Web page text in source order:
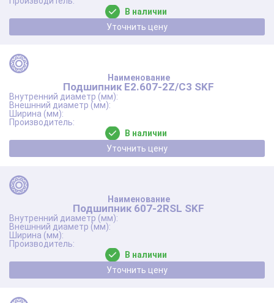
В наличии
Уточнить цену
Подшипник E2.607-2Z/C3 SKF
В наличии
Уточнить цену
Подшипник 607-2RSL SKF
В наличии
Уточнить цену